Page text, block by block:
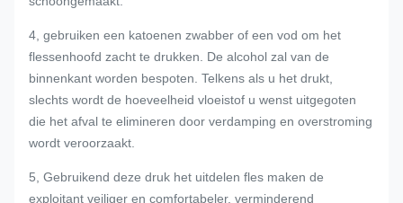
4, gebruiken een katoenen zwabber of een vod om het
flessenhoofd zacht te drukken. De alcohol zal van de
binnenkant worden bespoten. Telkens als u het drukt,
slechts wordt de hoeveelheid vloeistof u wenst uitgegoten
die het afval te elimineren door verdamping en overstroming
wordt veroorzaakt.
5, Gebruikend deze druk het uitdelen fles maken de
exploitant veiliger en comfortabeler, verminderend